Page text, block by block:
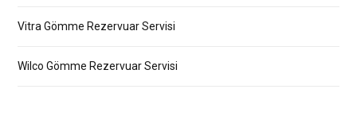
Vitra Gömme Rezervuar Servisi
Wilco Gömme Rezervuar Servisi